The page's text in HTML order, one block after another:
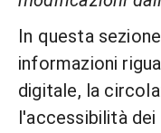
In questa
informazioni
digitale, la
l'accessibilità